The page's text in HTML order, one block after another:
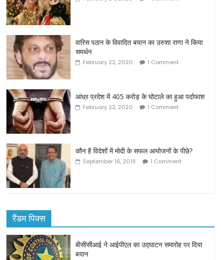
वारिस पठान के विवादित बयान का उरुशा राणा ने किया
समर्थन
February 22, 2020 1 Comment
आंध्र प्रदेश में 405 करोड़ के घोटाले का हुआ पर्दाफाश
February 22, 2020 1 Comment
कौन है विदेशों में मोदी के सफल आयोजनों के पीछे?
September 16, 2019 1 Comment
रैंडम पिक्स
बीसीसीआई ने आईपीएल का उद्घाटन समारोह पर दिया
बयान